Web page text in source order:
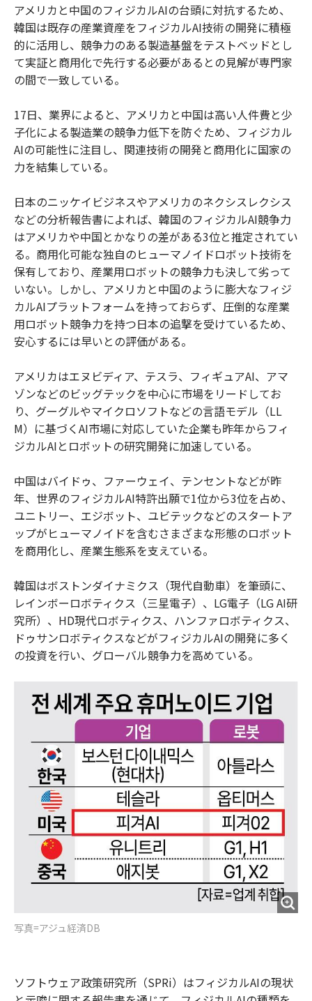
アメリカと中国のフィジカルAIの台頭に対抗するため、
韓国は既存の産業資産をフィジカルAI技術の開発に積極
的に活用し、競争力のある製造基盤をテストベッドとし
て実証と商用化で先行する必要があるとの見解が専門家
の間で一致している。
17日、業界によると、アメリカと中国は高い人件費と少
子化による製造業の競争力低下を防ぐため、フィジカル
AIの可能性に注目し、関連技術の開発と商用化に国家の
力を結集している。
日本のニッケイビジネスやアメリカのネクシスレクシス
などの分析報告書によれば、韓国のフィジカルAI競争力
はアメリカや中国とかなりの差がある3位と推定されてい
る。商用化可能な独自のヒューマノイドロボット技術を
保有しており、産業用ロボットの競争力も決して劣って
いない。しかし、アメリカと中国のように膨大なフィジ
カルAIプラットフォームを持っておらず、圧倒的な産業
用ロボット競争力を持つ日本の追撃を受けているため、
安心するには早いとの評価がある。
アメリカはエヌビディア、テスラ、フィギュアAI、アマ
ゾンなどのビッグテックを中心に市場をリードしてお
り、グーグルやマイクロソフトなどの言語モデル（LL
M）に基づくAI市場に対応していた企業も昨年からフィ
ジカルAIとロボットの研究開発に加速している。
中国はバイドゥ、ファーウェイ、テンセントなどが昨
年、世界のフィジカルAI特許出願で1位から3位を占め、
ユニトリー、エジボット、ユビテックなどのスタートア
ップがヒューマノイドを含むさまざまな形態のロボット
を商用化し、産業生態系を支えている。
韓国はボストンダイナミクス（現代自動車）を筆頭に、
レインボーロボティクス（三星電子）、LG電子（LG AI研
究所）、HD現代ロボティクス、ハンファロボティクス、
ドゥサンロボティクスなどがフィジカルAIの開発に多く
の投資を行い、グローバル競争力を高めている。
写真=アジュ経済DB
ソフトウェア政策研究所（SPRi）はフィジカルAIの現状